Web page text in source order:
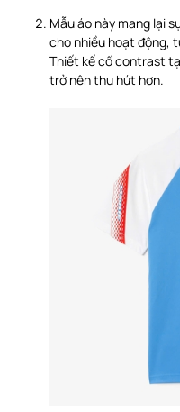
Mẫu áo này mang lại
cho nhiều hoạt động,
Thiết kế cổ contrast
trở nên thu hút hơn.